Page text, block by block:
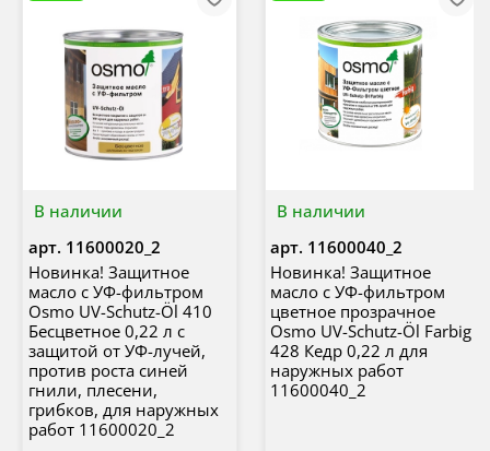
В наличии
арт. 11600020_2
Новинка! Защитное
масло с УФ-фильтром
Osmo UV-Schutz-Öl 410
Бесцветное 0,22 л с
защитой от УФ-лучей,
против роста синей
гнили, плесени,
грибков, для наружных
работ 11600020_2
В наличии
арт. 11600040_2
Новинка! Защитное
масло с УФ-фильтром
цветное прозрачное
Osmo UV-Schutz-Öl Farbig
428 Кедр 0,22 л для
наружных работ
11600040_2